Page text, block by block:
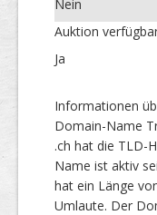
Nein
Auktion
Ja
Informationen
Domain-Name
.ch hat die TLD-
Name ist aktiv
hat ein Länge
Umlaute. Der